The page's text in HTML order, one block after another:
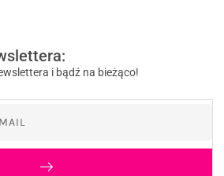
i bądź na bieżąco!